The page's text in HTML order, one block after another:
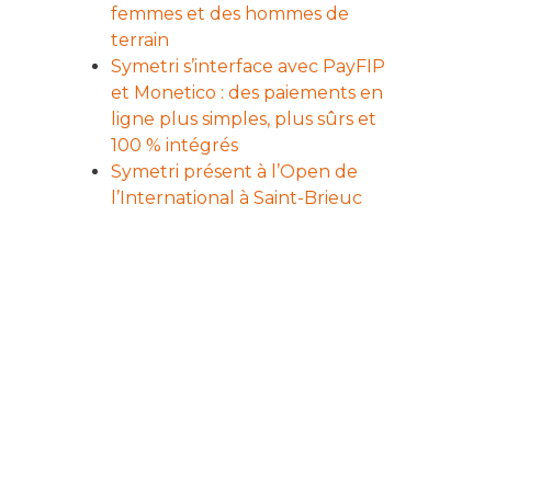
femmes et des hommes de
terrain
Symetri s’interface avec PayFIP
et Monetico : des paiements en
ligne plus simples, plus sûrs et
100 % intégrés
Symetri présent à l’Open de
l’International à Saint-Brieuc